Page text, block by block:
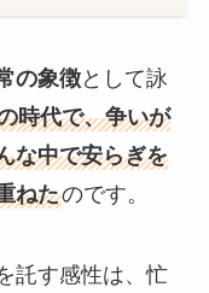
の象徴として詠
時代で、争いが
な中で安らぎを
ねたのです。
託す感性は、忙